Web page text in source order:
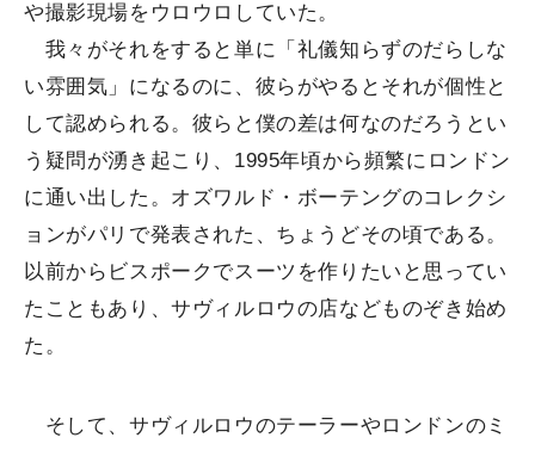
や撮影現場をウロウロしていた。
我々がそれをすると単に「礼儀知らずのだらしな
い雰囲気」になるのに、彼らがやるとそれが個性と
して認められる。彼らと僕の差は何なのだろうとい
う疑問が湧き起こり、1995年頃から頻繁にロンドン
に通い出した。オズワルド・ボーテングのコレクシ
ョンがパリで発表された、ちょうどその頃である。
以前からビスポークでスーツを作りたいと思ってい
たこともあり、サヴィルロウの店などものぞき始め
た。
そして、サヴィルロウのテーラーやロンドンのミ